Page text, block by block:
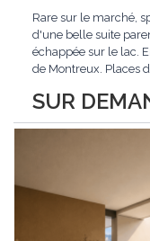
SUR
Rare sur le marché,
d'une belle suite
échappée sur le lac.
de Montreux. Places
auf dem Markt,
einer schönen...